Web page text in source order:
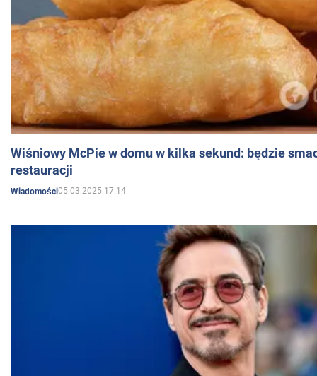
Wiśniowy McPie w domu w kilka sekund: będzie
restauracji
Wiadomości05.03.2025 17:14